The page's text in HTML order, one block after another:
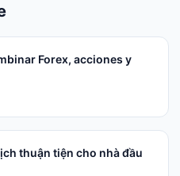
Forex, acciones y
thuận tiện cho nhà đầu